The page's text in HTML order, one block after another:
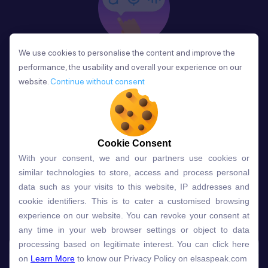
Phản Hồi
Sau mỗi bài học, người học nhận phản hồi về phát
âm và ngữ pháp ngay lập tức, giúp cải thiện kỹ năng
và tiến bộ nhanh chóng.
Lựa chọn gói học ELSA dành
cho bạn
Gói học Free Premium
Speech Analyzer
We use cookies to personalise the content and improve the
performance, the usability and overall your experience on our
website. Continue without consent
Cookie Consent
With your consent, we and our partners use cookies or
similar technologies to store, access and process personal
data such as your visits to this website, IP addresses and
cookie identifiers. This is to cater a customised browsing
experience on our website. You can revoke your consent at
any time in your web browser settings or object to data
processing based on legitimate interest. You can click here
on Learn More to know our Privacy Policy on elsaspeak.com
We use cookies to personalise the content and improve the
performance, the usability and overall your experience on our
website. Continue without consent
Cookie Consent
With your consent, we and our partners use cookies or
similar technologies to store, access and process personal
data such as your visits to this website, IP addresses and
cookie identifiers. This is to cater a customised browsing
experience on our website. You can revoke your consent at
any time in your web browser settings or object to data
processing based on legitimate interest. You can click here
on Learn More to know our Privacy Policy on elsaspeak.com